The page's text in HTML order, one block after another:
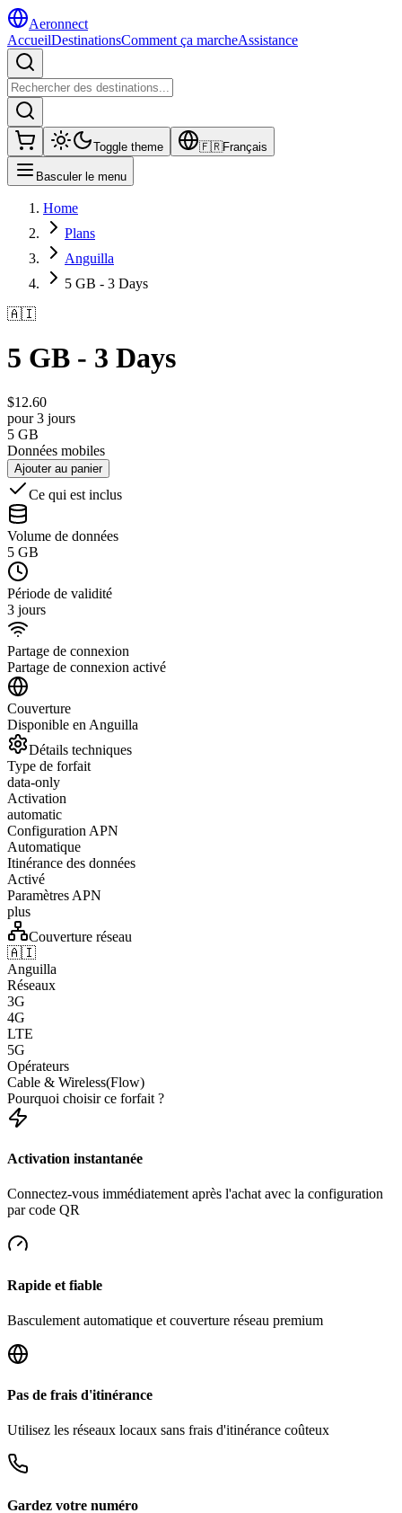
Aeronnect
AccueilDestinationsComment ça marcheAssistance
Toggle theme 🇫🇷Français
Basculer le menu
Home
Plans
Anguilla
5 GB - 3 Days
🇦🇮
5 GB - 3 Days
$12.60
pour 3 jours
5 GB
Données mobiles
Ajouter au panier
Ce qui est inclus
Volume de données
5 GB
Période de validité
3 jours
Partage de connexion
Partage de connexion activé
Couverture
Disponible en Anguilla
Détails techniques
Type de forfait
data-only
Activation
automatic
Configuration APN
Automatique
Itinérance des données
Activé
Paramètres APN
plus
Couverture réseau
🇦🇮
Anguilla
Réseaux
3G
4G
LTE
5G
Opérateurs
Cable & Wireless(Flow)
Pourquoi choisir ce forfait ?
Activation instantanée
Connectez-vous immédiatement après l'achat avec la configuration
par code QR
Rapide et fiable
Basculement automatique et couverture réseau premium
Pas de frais d'itinérance
Utilisez les réseaux locaux sans frais d'itinérance coûteux
Gardez votre numéro